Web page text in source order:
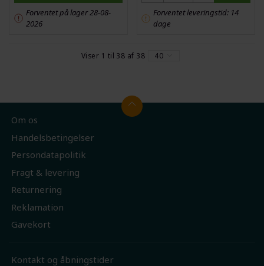
Forventet på lager 28-08-
2026
Forventet leveringstid: 14
dage
Viser 1 til 38 af 38 40
Om os
Handelsbetingelser
Persondatapolitik
Fragt & levering
Returnering
Reklamation
Gavekort
Kontakt og åbningstider